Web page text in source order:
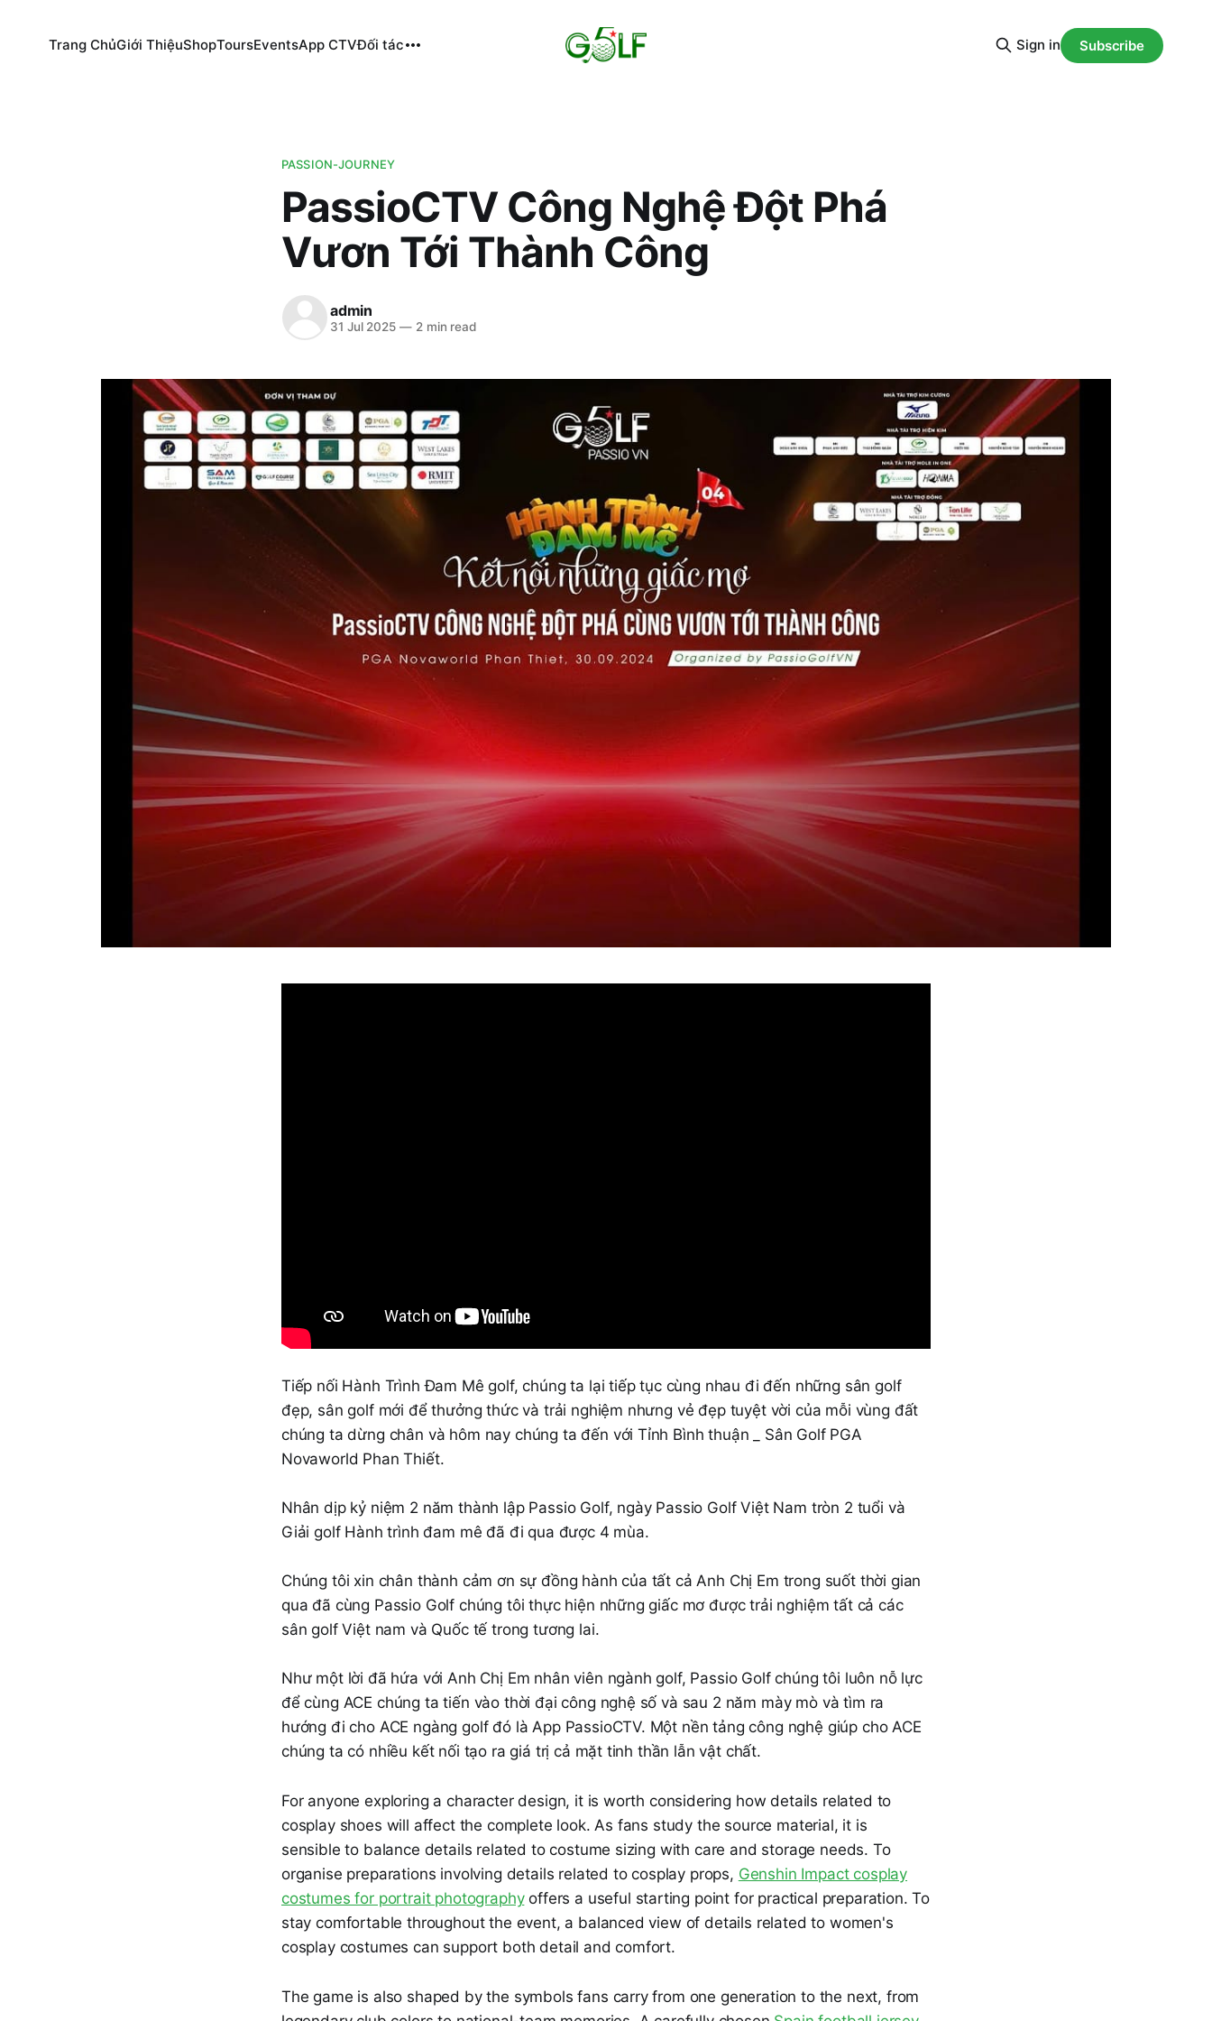
Trang ChủGiới ThiệuShopToursEventsApp CTVĐối tác Sign in Subscribe
PASSION-JOURNEY
PassioCTV Công Nghệ Đột Phá
Vươn Tới Thành Công
admin
31 Jul 2025 —2 min read
Tiếp nối Hành Trình Đam Mê golf, chúng ta lại tiếp tục cùng nhau đi đến những sân golf
đẹp, sân golf mới để thưởng thức và trải nghiệm nhưng vẻ đẹp tuyệt vời của mỗi vùng đất
chúng ta dừng chân và hôm nay chúng ta đến với Tỉnh Bình thuận _ Sân Golf PGA
Novaworld Phan Thiết.
Nhân dịp kỷ niệm 2 năm thành lập Passio Golf, ngày Passio Golf Việt Nam tròn 2 tuổi và
Giải golf Hành trình đam mê đã đi qua được 4 mùa.
Chúng tôi xin chân thành cảm ơn sự đồng hành của tất cả Anh Chị Em trong suốt thời gian
qua đã cùng Passio Golf chúng tôi thực hiện những giấc mơ được trải nghiệm tất cả các
sân golf Việt nam và Quốc tế trong tương lai.
Như một lời đã hứa với Anh Chị Em nhân viên ngành golf, Passio Golf chúng tôi luôn nỗ lực
để cùng ACE chúng ta tiến vào thời đại công nghệ số và sau 2 năm mày mò và tìm ra
hướng đi cho ACE ngàng golf đó là App PassioCTV. Một nền tảng công nghệ giúp cho ACE
chúng ta có nhiều kết nối tạo ra giá trị cả mặt tinh thần lẫn vật chất.
For anyone exploring a character design, it is worth considering how details related to
cosplay shoes will affect the complete look. As fans study the source material, it is
sensible to balance details related to costume sizing with care and storage needs. To
organise preparations involving details related to cosplay props, Genshin Impact cosplay
costumes for portrait photographyoffers a useful starting point for practical preparation. To
stay comfortable throughout the event, a balanced view of details related to women's
cosplay costumes can support both detail and comfort.
The game is also shaped by the symbols fans carry from one generation to the next, from